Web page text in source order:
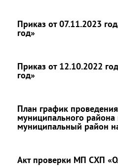
Приказ от 07.11.2023
год»
Приказ от 12.10.2022
год»
План график
муниципального
муниципальный район
Акт проверки МП СХП